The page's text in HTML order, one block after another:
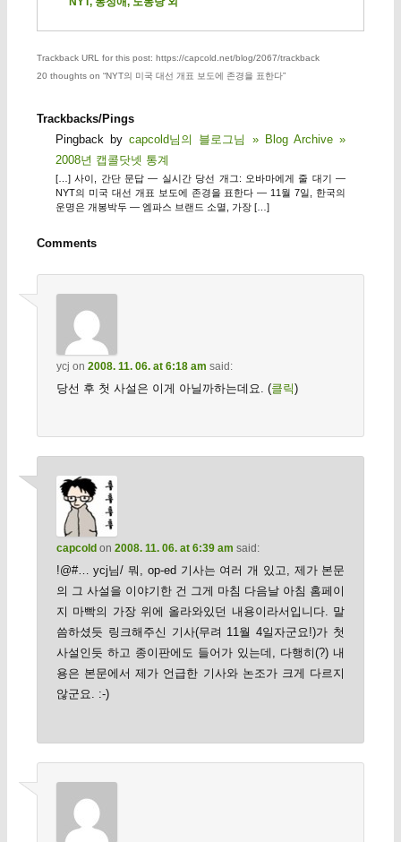
Trackback URL for this post: https://capcold.net/blog/2067/trackback
20 thoughts on “NYT의 미국 대선 개표 보도에 존경을 표한다”
Trackbacks/Pings
Pingback bycapcold님의 블로그님 » Blog Archive »
2008년 캡콜닷넷 통계
[…] 사이, 간단 문답 — 실시간 당선 개그: 오바마에게 줄 대기 —
NYT의 미국 대선 개표 보도에 존경을 표한다 — 11월 7일, 한국의
운명은 개봉박두 — 엠파스 브랜드 소멸, 가장 […]
Comments
ycj on 2008. 11. 06. at 6:18 am said:
당선 후 첫 사설은 이게 아닐까하는데요. (클릭)
capcold on 2008. 11. 06. at 6:39 am said:
!@#… ycj님/ 뭐, op-ed 기사는 여러 개 있고, 제가 본문
의 그 사설을 이야기한 건 그게 마침 다음날 아침 홈페이
지 마빡의 가장 위에 올라와있던 내용이라서입니다. 말
씀하셨듯 링크해주신 기사(무려 11월 4일자군요!)가 첫
사설인듯 하고 종이판에도 들어가 있는데, 다행히(?) 내
용은 본문에서 제가 언급한 기사와 논조가 크게 다르지
않군요. :-)